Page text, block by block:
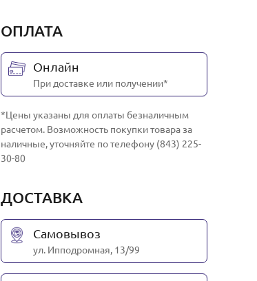
ОПЛАТА
Онлайн
При доставке или получении*
*Цены указаны для оплаты безналичным
расчетом. Возможность покупки товара за
наличные, уточняйте по телефону (843) 225-
30-80
ДОСТАВКА
Самовывоз
ул. Ипподромная, 13/99